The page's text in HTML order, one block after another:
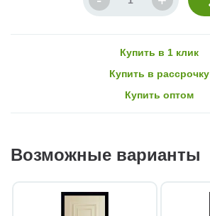
Купить в 1 клик
Купить в рассрочку
Купить оптом
Возможные варианты